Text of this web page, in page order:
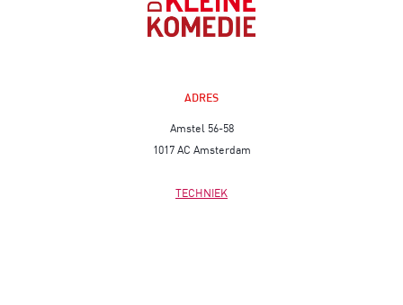
ADRES
Amstel 56-58
1017 AC Amsterdam
TECHNIEK